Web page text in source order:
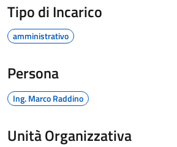
Tipo di Incarico
amministrativo
Persona
Ing. Marco Raddino
Unità Organizzativa